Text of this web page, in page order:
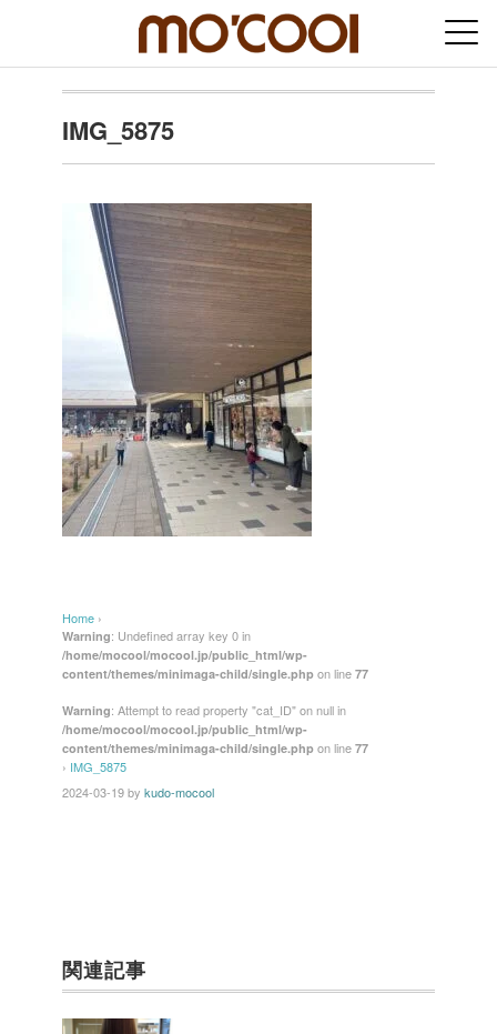
IMG_5875
Home ›
Warning: Undefined array key 0 in
/home/mocool/mocool.jp/public_html/wp-
content/themes/minimaga-child/single.php on line 77
Warning: Attempt to read property "cat_ID" on null in
/home/mocool/mocool.jp/public_html/wp-
content/themes/minimaga-child/single.php on line 77
› IMG_5875
2024-03-19by kudo-mocool
関連記事